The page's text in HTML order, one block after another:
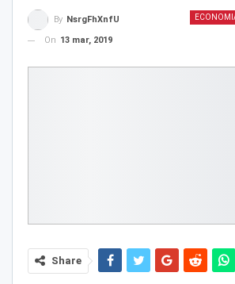
By NsrgFhXnfU
On 13 mar, 2019
Share